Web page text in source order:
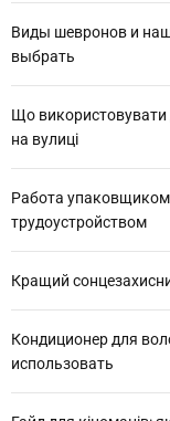
Виды шевронов и
выбрать
Що використовувати
на вулиці
Работа
трудоустройством
Кращий
Кондиционер для
использовать